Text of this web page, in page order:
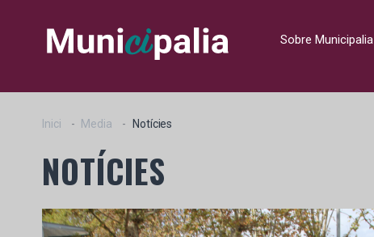
Sobre Municipalia
Inici Media Notícies
NOTÍCIES